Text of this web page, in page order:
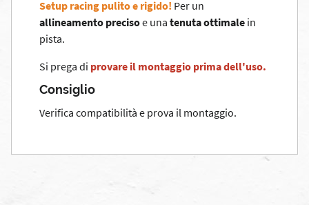
Setup racing pulito e rigido! Per un
allineamento precisoe una tenuta ottimale in
pista.
Si prega di provare il montaggio prima dell'uso.
Consiglio
Verifica compatibilità e prova il montaggio.